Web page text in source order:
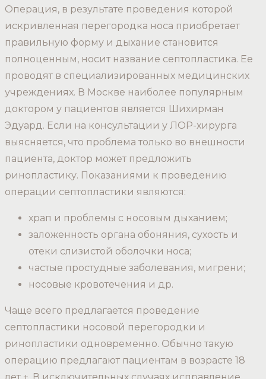
Операция, в результате проведения которой
искривленная перегородка носа приобретает
правильную форму и дыхание становится
полноценным, носит название септопластика. Ее
проводят в специализированных медицинских
учреждениях. В Москве наиболее популярным
доктором у пациентов является Шихирман
Эдуард. Если на консультации у ЛОР-хирурга
выясняется, что проблема только во внешности
пациента, доктор может предложить
ринопластику. Показаниями к проведению
операции септопластики являются:
храп и проблемы с носовым дыханием;
заложенность органа обоняния, сухость и
отеки слизистой оболочки носа;
частые простудные заболевания, мигрени;
носовые кровотечения и др.
Чаще всего предлагается проведение
септопластики носовой перегородки и
ринопластики одновременно. Обычно такую
операцию предлагают пациентам в возрасте 18